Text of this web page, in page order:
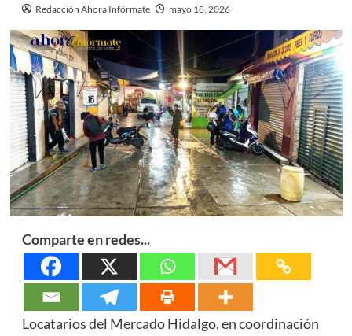
Redacción Ahora Infórmate mayo 18, 2026
Comparte en redes...
Locatarios del Mercado Hidalgo, en coordinación